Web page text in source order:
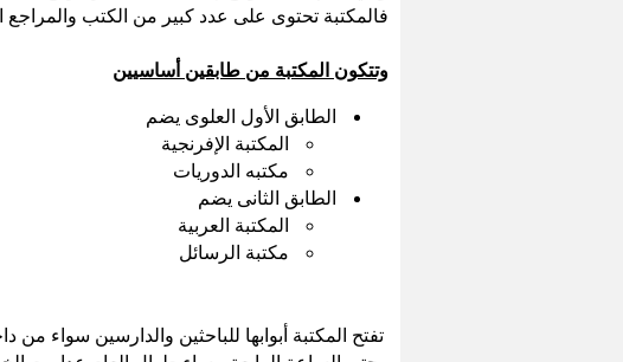
فالمكتبة تحتوى على عدد كبير من الكتب والمراجع
وتتكون المكتبة من طابقين أساسيين
الطابق الأول العلوى يضم
المكتبة الإفرنجية
مكتبه الدوريات
الطابق الثانى يضم
المكتبة العربية
مكتبة الرسائل
تفتح المكتبة أبوابها للباحثين والدارسين سواء